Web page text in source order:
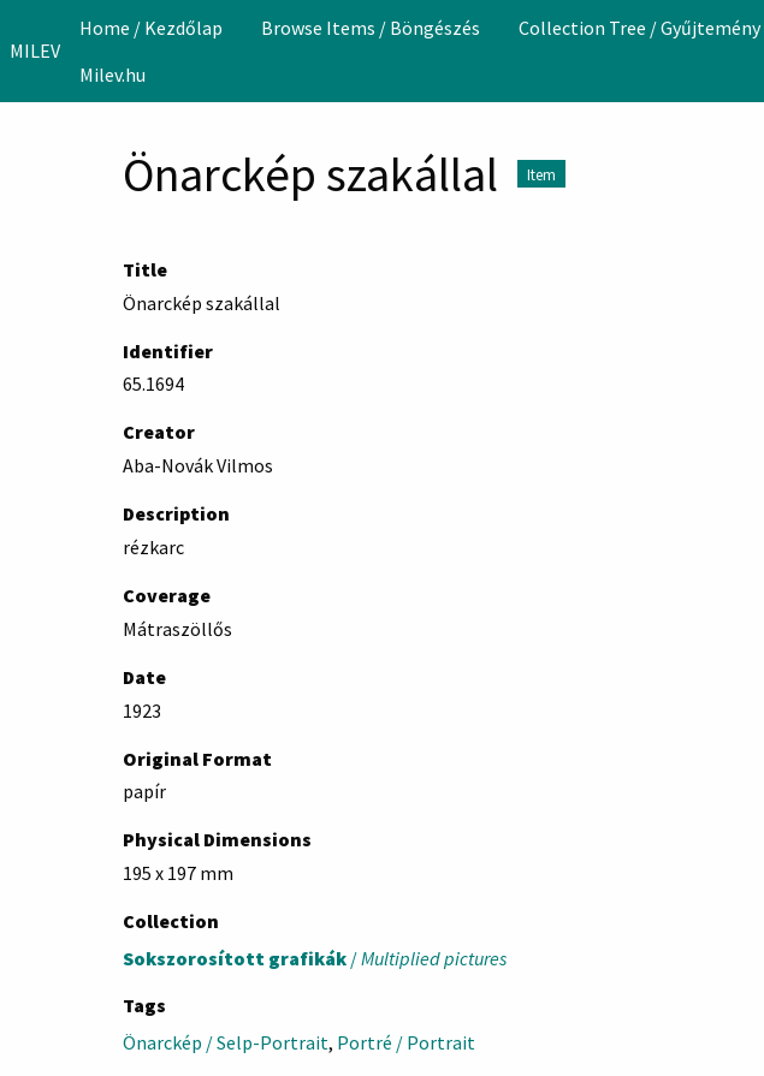
MILEV
Home / Kezdőlap Browse Items / Böngészés Collection Tree / Gyűjtemény
Milev.hu
Önarckép szakállal Item
Title
Önarckép szakállal
Identifier
65.1694
Creator
Aba-Novák Vilmos
Description
rézkarc
Coverage
Mátraszöllős
Date
1923
Original Format
papír
Physical Dimensions
195 x 197 mm
Collection
Sokszorosított grafikák /Multiplied pictures
Tags
Önarckép / Selp-Portrait, Portré / Portrait